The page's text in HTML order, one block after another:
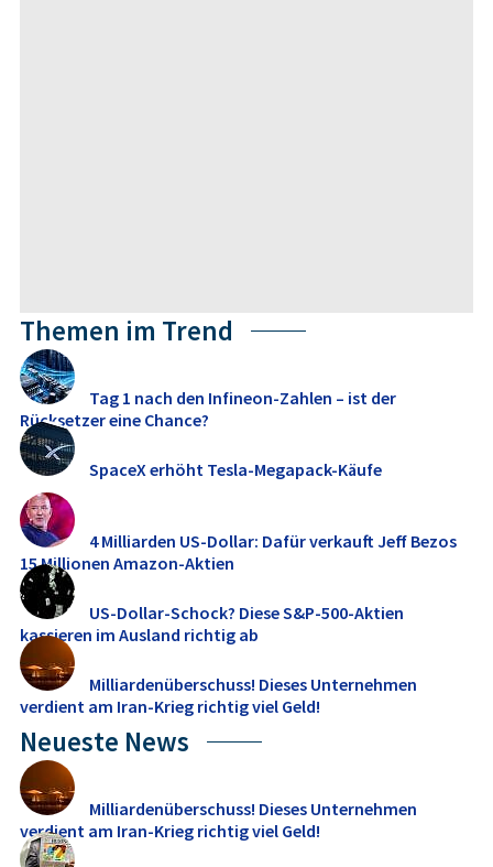
Themen im Trend
Tag 1 nach den Infineon-Zahlen – ist der
Rücksetzer eine Chance?
SpaceX erhöht Tesla-Megapack-Käufe
4 Milliarden US-Dollar: Dafür verkauft Jeff Bezos
15 Millionen Amazon-Aktien
US-Dollar-Schock? Diese S&P-500-Aktien
kassieren im Ausland richtig ab
Milliardenüberschuss! Dieses Unternehmen
verdient am Iran-Krieg richtig viel Geld!
Neueste News
Milliardenüberschuss! Dieses Unternehmen
verdient am Iran-Krieg richtig viel Geld!